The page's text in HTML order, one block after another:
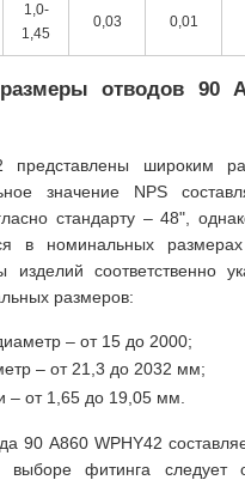
1,0-
1,45
0,03 0,01
отводов 90
представлены широким
значение NPS
стандарту – 48",
в номинальных
изделий соответственно
размеров:
– от 15 до 2000;
– от 21,3 до 2032 мм;
– от 1,65 до 19,05 мм.
90 A860 WPНY42
фитинга следует